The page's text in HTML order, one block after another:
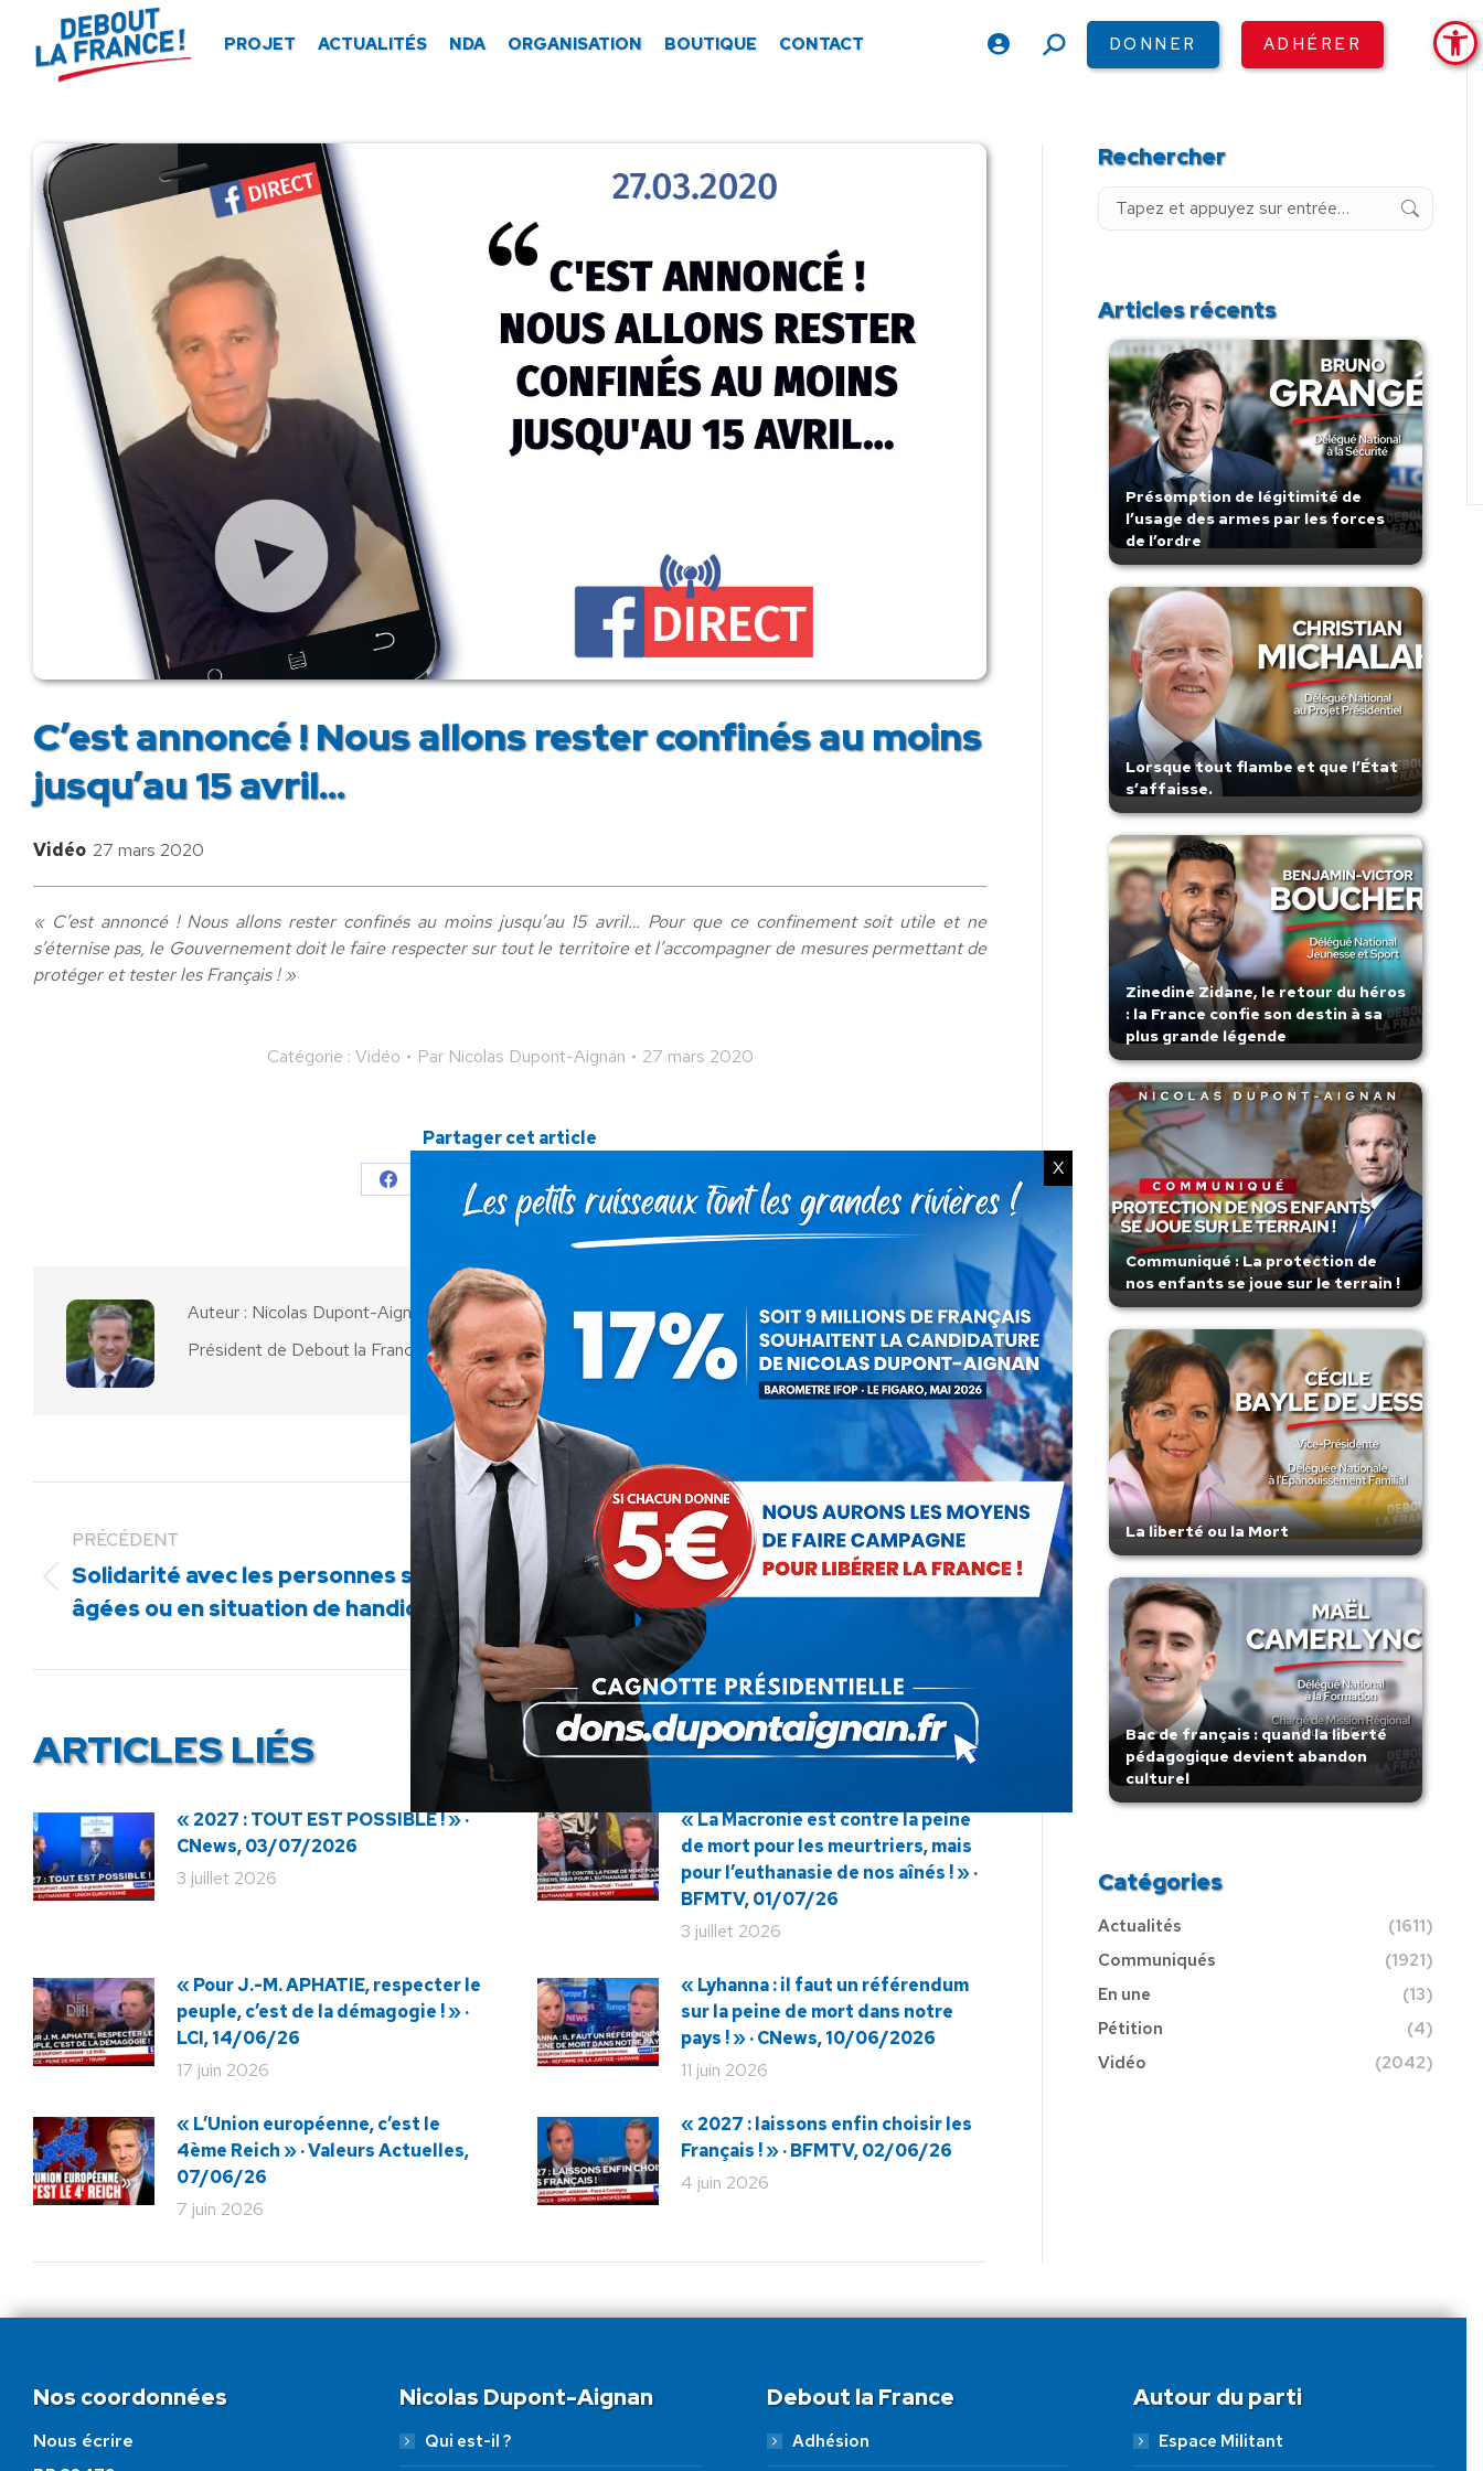
PROJET ACTUALITÉS NDA ORGANISATION BOUTIQUE CONTACT
RechercheDONNER ADHÉRER
C’est annoncé ! Nous allons rester confinés au moins
jusqu’au 15 avril…
Vidéo 27 mars 2020
« C’est annoncé ! Nous allons rester confinés au moins jusqu’au 15 avril… Pour que ce confinement soit utile et ne
s’éternise pas, le Gouvernement doit le faire respecter sur tout le territoire et l’accompagner de mesures permettant de
protéger et tester les Français ! »​
Catégorie : Vidéo Par Nicolas Dupont-Aignan 27 mars 2020
Partager cet article
Partager
PartagerPartager
sur
PartagerPartager
Auteur : Nicolas Dupont-Aignan
Président de Debout la France
PRÉCÉDENT
Article
précédent
Solidarité avec les personnes seules
âgées ou en situation de handicap
SUIVANT
Article
suivant
:
Conférence de presse du Premier
ministre : l’impuissance de l’Etat
révélée au grand jour !
ARTICLES LIÉS
« 2027 : TOUT EST POSSIBLE ! » ·
CNews, 03/07/2026
3 juillet 2026
« La Macronie est contre la peine
de mort pour les meurtriers, mais
pour l’euthanasie de nos aînés ! » ·
BFMTV, 01/07/26
3 juillet 2026
« Pour J.-M. APHATIE, respecter le
peuple, c’est de la démagogie ! » ·
LCI, 14/06/26
17 juin 2026
« Lyhanna : il faut un référendum
sur la peine de mort dans notre
pays ! » · CNews, 10/06/2026
11 juin 2026
« L’Union européenne, c’est le
4ème Reich » · Valeurs Actuelles,
07/06/26
7 juin 2026
« 2027 : laissons enfin choisir les
Français ! » · BFMTV, 02/06/26
4 juin 2026
Rechercher
Recherche
Articles récents
Présomption de légitimité de
l’usage des armes par les forces
de l’ordre
Lorsque tout flambe et que l’État
s’affaisse.
Zinedine Zidane, le retour du héros
: la France confie son destin à sa
plus grande légende
Communiqué : La protection de
nos enfants se joue sur le terrain !
La liberté ou la Mort
Bac de français : quand la liberté
pédagogique devient abandon
culturel
Catégories
Actualités
(1611)
Communiqués
(1921)
En une
(13)
Pétition
(4)
Vidéo
(2042)
Nos coordonnées
Nous écrire
Nicolas Dupont-Aignan
Qui est-il ?
Debout la France
Adhésion
Autour du parti
Espace Militant
X
Panneau de gestion des cookies